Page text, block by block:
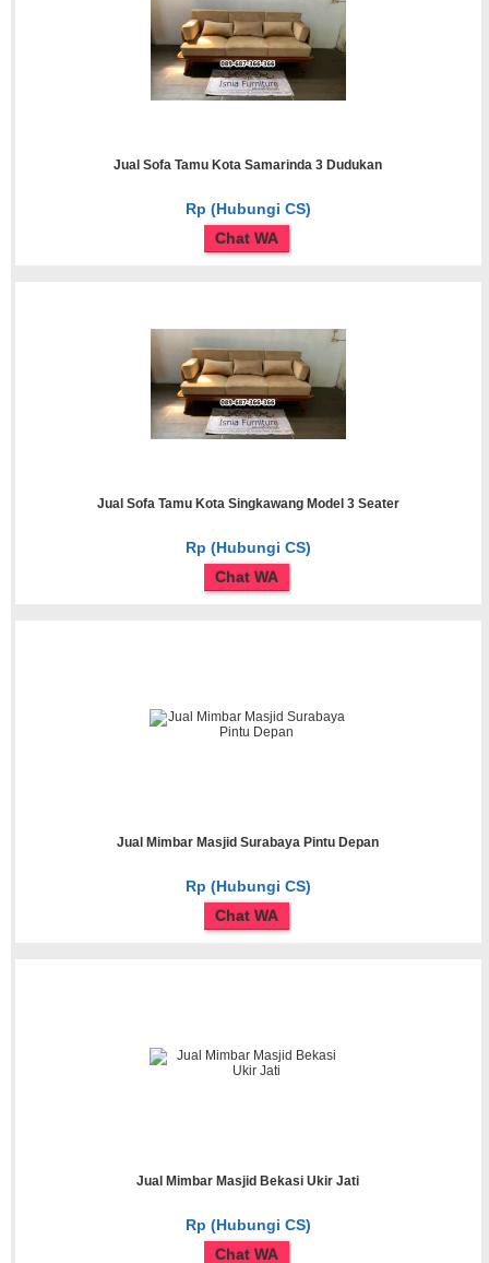
Jual Sofa Tamu Kota Samarinda 3 Dudukan
Rp (Hubungi CS)
Chat WA
Jual Sofa Tamu Kota Singkawang Model 3 Seater
Rp (Hubungi CS)
Chat WA
Jual Mimbar Masjid Surabaya Pintu Depan
Rp (Hubungi CS)
Chat WA
Jual Mimbar Masjid Bekasi Ukir Jati
Rp (Hubungi CS)
Chat WA